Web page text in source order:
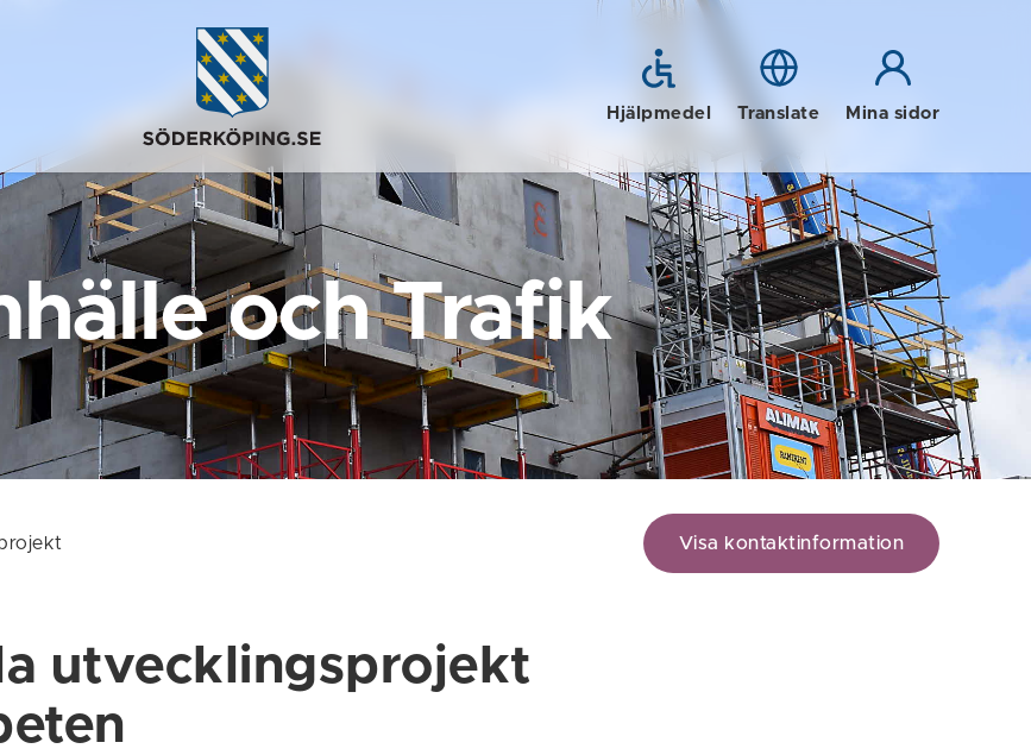
Hjälpmedel Translate Mina sidor
och Trafik
Visa kontaktinformation
utvecklingsprojekt